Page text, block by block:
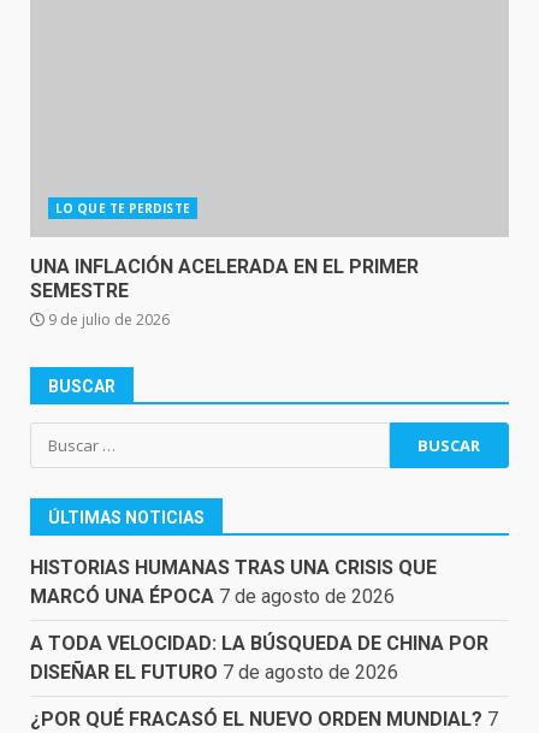
LO QUE TE PERDISTE
UNA INFLACIÓN ACELERADA EN EL PRIMER
SEMESTRE
9 de julio de 2026
BUSCAR
Buscar:
ÚLTIMAS NOTICIAS
HISTORIAS HUMANAS TRAS UNA CRISIS QUE
MARCÓ UNA ÉPOCA 7 de agosto de 2026
A TODA VELOCIDAD: LA BÚSQUEDA DE CHINA POR
DISEÑAR EL FUTURO 7 de agosto de 2026
¿POR QUÉ FRACASÓ EL NUEVO ORDEN MUNDIAL? 7